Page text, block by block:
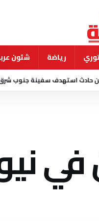
رياضة شئون
سفينة جنوب شرق عدن 5 أغسطس 2026 - 2:40 ص